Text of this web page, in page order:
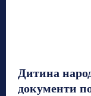
Дитина
документи